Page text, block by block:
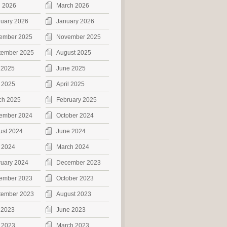
2026 March 2026
2026 January 2026
2025 November 2025
2025 August 2025
June 2025
April 2025
2025 February 2025
2024 October 2024
2024 June 2024
March 2024
2024 December 2023
2023 October 2023
2023 August 2023
June 2023
March 2023